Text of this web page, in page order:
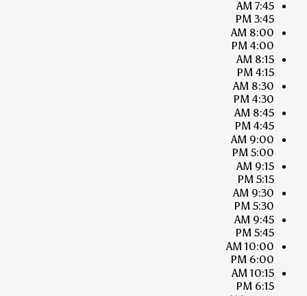
7:45 AM
3:45 PM
8:00 AM
4:00 PM
8:15 AM
4:15 PM
8:30 AM
4:30 PM
8:45 AM
4:45 PM
9:00 AM
5:00 PM
9:15 AM
5:15 PM
9:30 AM
5:30 PM
9:45 AM
5:45 PM
10:00 AM
6:00 PM
10:15 AM
6:15 PM